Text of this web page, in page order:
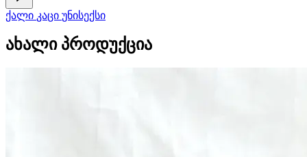
ქალი კაცი უნისექსი
ახალი პროდუქცია